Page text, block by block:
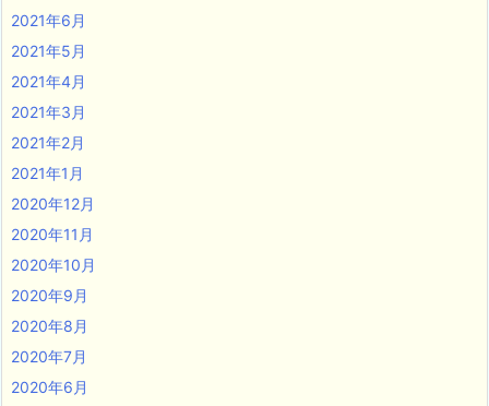
2021年6月
2021年5月
2021年4月
2021年3月
2021年2月
2021年1月
2020年12月
2020年11月
2020年10月
2020年9月
2020年8月
2020年7月
2020年6月